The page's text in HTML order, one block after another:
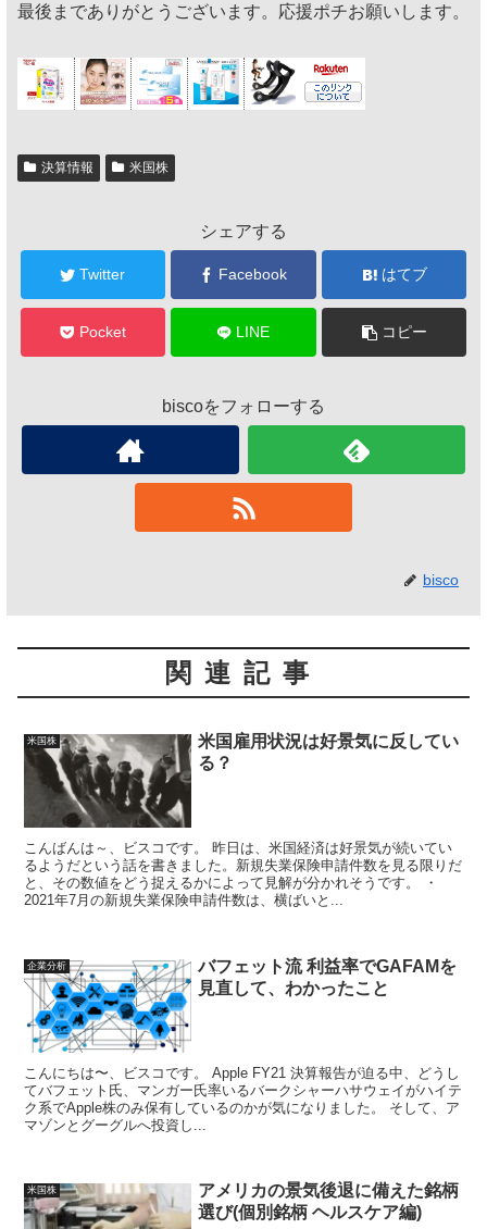
最後までありがとうございます。応援ポチお願いします。
決算情報 米国株
シェアする
Twitter Facebook はてブ
Pocket LINE コピー
biscoをフォローする
bisco
関連記事
米国株
米国雇用状況は好景気に反してい
る？
こんばんは～、ビスコです。 昨日は、米国経済は好景気が続いてい
るようだという話を書きました。新規失業保険申請件数を見る限りだ
と、その数値をどう捉えるかによって見解が分かれそうです。 ・
2021年7月の新規失業保険申請件数は、横ばいと...
企業分析
バフェット流 利益率でGAFAMを
見直して、わかったこと
こんにちは〜、ビスコです。 Apple FY21 決算報告が迫る中、どうし
てバフェット氏、マンガー氏率いるバークシャーハサウェイがハイテ
ク系でApple株のみ保有しているのかが気になりました。 そして、ア
マゾンとグーグルへ投資し...
米国株
アメリカの景気後退に備えた銘柄
選び(個別銘柄 ヘルスケア編)